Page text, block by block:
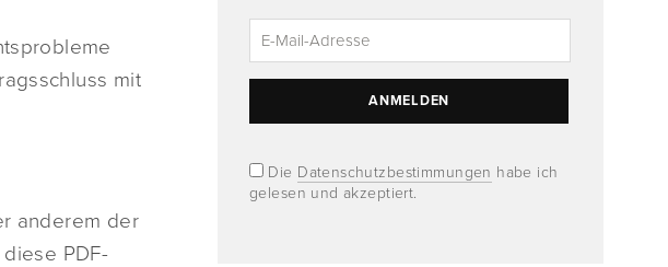
mit
anderem der
PDF-
Die Datenschutzbestimmungen habe ich
gelesen und akzeptiert.